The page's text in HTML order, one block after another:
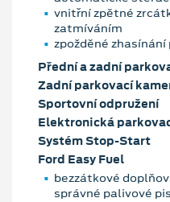
vnitřní zpětné
zatmíváním
zpožděné
Přední a zadní
Zadní parkovací
Sportovní odpružení
Elektronická
Systém Stop-Start
Ford Easy Fuel
bezzátkové
správné palivové